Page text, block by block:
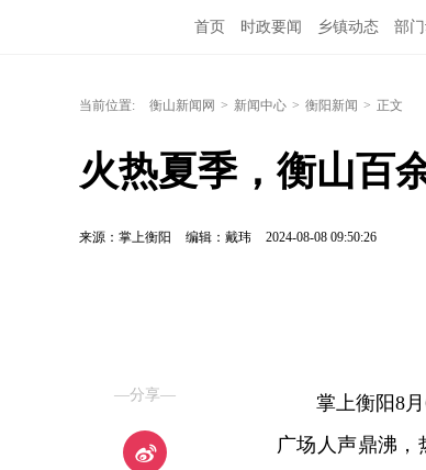
首页 时政要闻 乡镇动态 部
当前位置: 衡山新闻网 > 新闻中心 > 衡阳新闻 > 正文
火热夏季，衡山百
来源：掌上衡阳 编辑：戴玮 2024-08-08 09:50:26
—分享—
掌上衡阳8
广场人声鼎沸